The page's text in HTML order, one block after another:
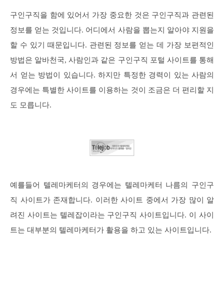
구인구직을 함에 있어서 가장 중요한 것은 구인구직과 관련된
정보를 얻는 것입니다. 어디에서 사람을 뽑는지 알아야 지원을
할 수 있기 때문입니다. 관련된 정보를 얻는 데 가장 보편적인
방법은 알바천국, 사람인과 같은 구인구직 포털 사이트를 통해
서 얻는 방법이 있습니다. 하지만 특정한 경력이 있는 사람의
경우에는 특별한 사이트를 이용하는 것이 조금은 더 편리할 지
도 모릅니다.
예를들어 텔레마케터의 경우에는 텔레마케터 나름의 구인구
직 사이트가 존재합니다. 이러한 사이트 중에서 가장 많이 알
려진 사이트는 텔레잡이라는 구인구직 사이트입니다. 이 사이
트는 대부분의 텔레마케터가 활용을 하고 있는 사이트입니다.